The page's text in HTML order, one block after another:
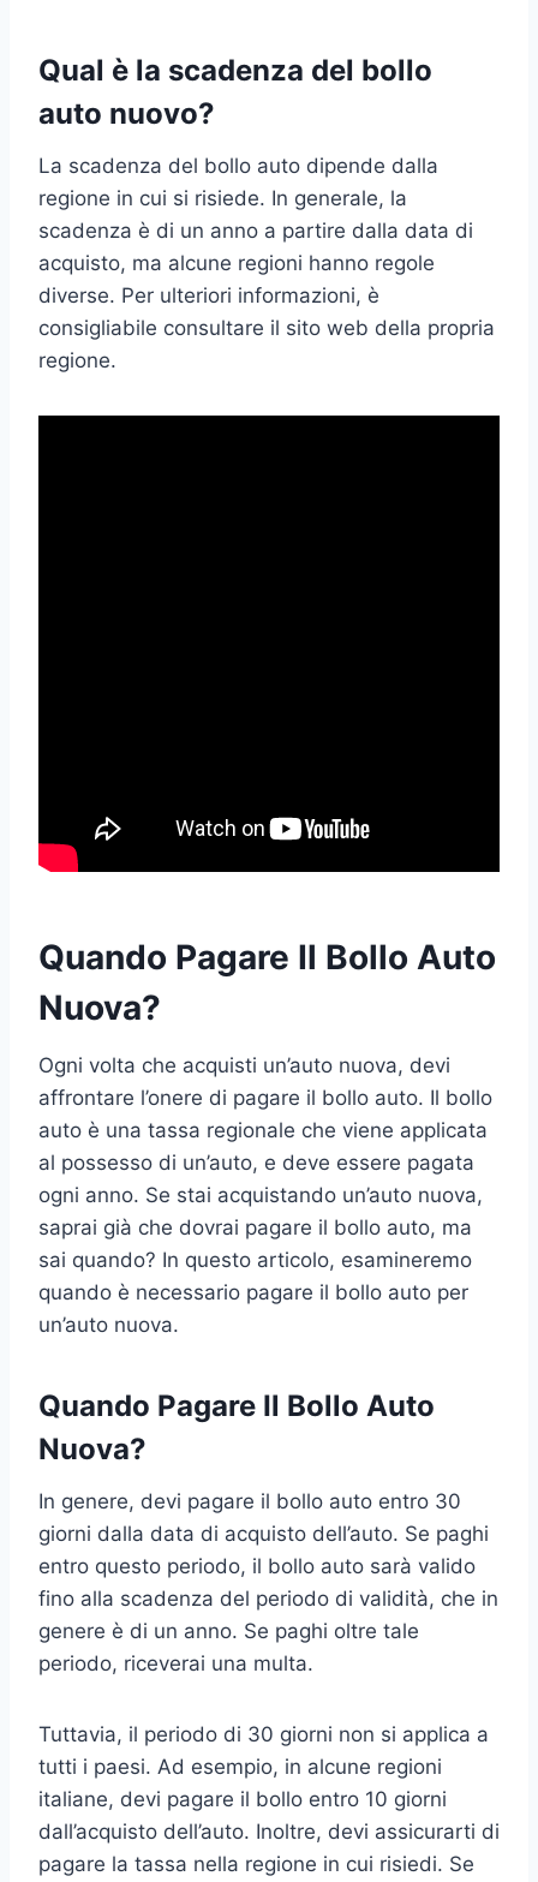
Qual è la scadenza del bollo
auto nuovo?
La scadenza del bollo auto dipende dalla
regione in cui si risiede. In generale, la
scadenza è di un anno a partire dalla data di
acquisto, ma alcune regioni hanno regole
diverse. Per ulteriori informazioni, è
consigliabile consultare il sito web della propria
regione.
Quando Pagare Il Bollo Auto
Nuova?
Ogni volta che acquisti un’auto nuova, devi
affrontare l’onere di pagare il bollo auto. Il bollo
auto è una tassa regionale che viene applicata
al possesso di un’auto, e deve essere pagata
ogni anno. Se stai acquistando un’auto nuova,
saprai già che dovrai pagare il bollo auto, ma
sai quando? In questo articolo, esamineremo
quando è necessario pagare il bollo auto per
un’auto nuova.
Quando Pagare Il Bollo Auto
Nuova?
In genere, devi pagare il bollo auto entro 30
giorni dalla data di acquisto dell’auto. Se paghi
entro questo periodo, il bollo auto sarà valido
fino alla scadenza del periodo di validità, che in
genere è di un anno. Se paghi oltre tale
periodo, riceverai una multa.
Tuttavia, il periodo di 30 giorni non si applica a
tutti i paesi. Ad esempio, in alcune regioni
italiane, devi pagare il bollo entro 10 giorni
dall’acquisto dell’auto. Inoltre, devi assicurarti di
pagare la tassa nella regione in cui risiedi. Se